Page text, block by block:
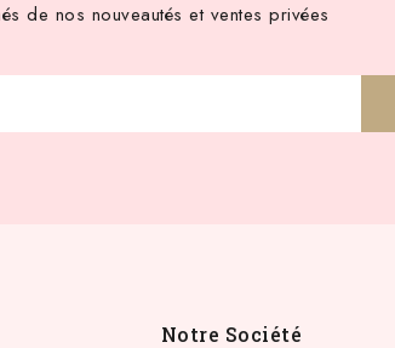
de nos nouveautés et ventes privées
Notre Société